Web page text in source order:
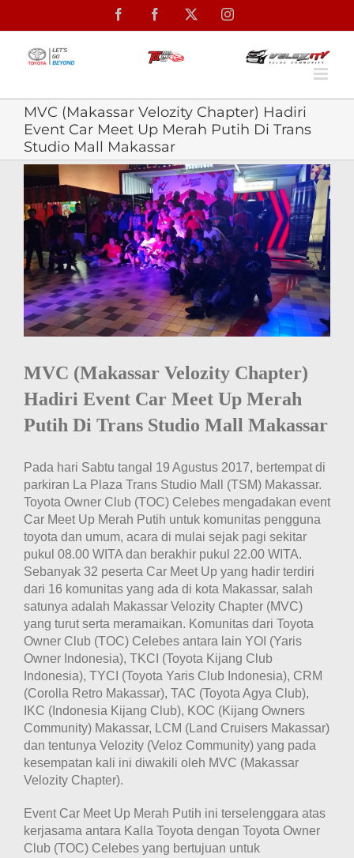
FacebookFacebook Instagram
MVC (Makassar Velozity Chapter) Hadiri
Event Car Meet Up Merah Putih Di Trans
Studio Mall Makassar
View
Larger
Image
MVC (Makassar Velozity Chapter)
Hadiri Event Car Meet Up Merah
Putih Di Trans Studio Mall Makassar
Pada hari Sabtu tangal 19 Agustus 2017, bertempat di
parkiran La Plaza Trans Studio Mall (TSM) Makassar.
Toyota Owner Club (TOC) Celebes mengadakan event
Car Meet Up Merah Putih untuk komunitas pengguna
toyota dan umum, acara di mulai sejak pagi sekitar
pukul 08.00 WITA dan berakhir pukul 22.00 WITA.
Sebanyak 32 peserta Car Meet Up yang hadir terdiri
dari 16 komunitas yang ada di kota Makassar, salah
satunya adalah Makassar Velozity Chapter (MVC)
yang turut serta meramaikan. Komunitas dari Toyota
Owner Club (TOC) Celebes antara lain YOI (Yaris
Owner Indonesia), TKCI (Toyota Kijang Club
Indonesia), TYCI (Toyota Yaris Club Indonesia), CRM
(Corolla Retro Makassar), TAC (Toyota Agya Club),
IKC (Indonesia Kijang Club), KOC (Kijang Owners
Community) Makassar, LCM (Land Cruisers Makassar)
dan tentunya Velozity (Veloz Community) yang pada
kesempatan kali ini diwakili oleh MVC (Makassar
Velozity Chapter).
Event Car Meet Up Merah Putih ini terselenggara atas
kerjasama antara Kalla Toyota dengan Toyota Owner
Club (TOC) Celebes yang bertujuan untuk